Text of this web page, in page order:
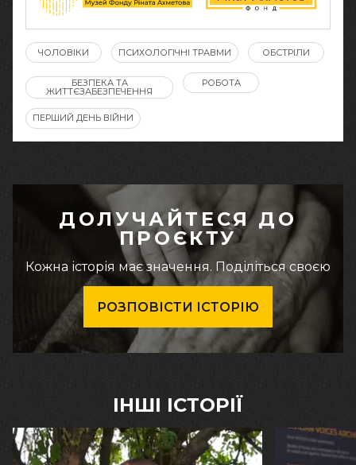
ЧОЛОВІКИ ПСИХОЛОГІЧНІ ТРАВМИ ОБСТРІЛИ
БЕЗПЕКА ТА
ЖИТТЄЗАБЕЗПЕЧЕННЯ
РОБОТА
ПЕРШИЙ ДЕНЬ ВІЙНИ
ДОЛУЧАЙТЕСЯ ДО
ПРОЄКТУ
Кожна історія має значення. Поділіться своєю
РОЗПОВІСТИ ІСТОРІЮ
ІНШІ ІСТОРІЇ